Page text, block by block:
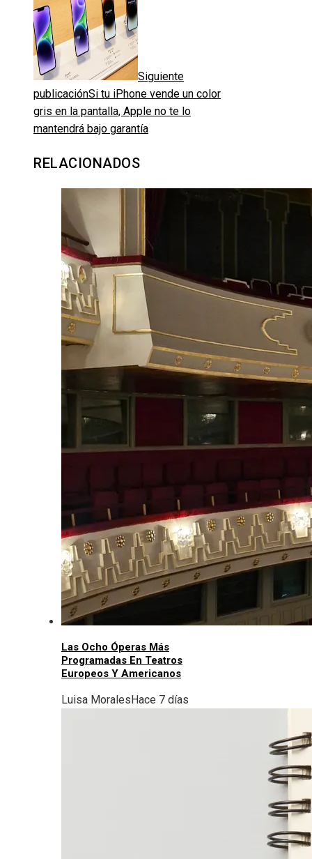
Siguiente
publicaciónSi tu iPhone vende un color
gris en la pantalla, Apple no te lo
mantendrá bajo garantía
RELACIONADOS
Las Ocho Óperas Más
Programadas En Teatros
Europeos Y Americanos
Luisa Morales Hace 7 días